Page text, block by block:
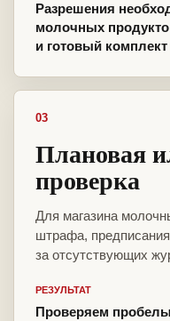
Разрешения
молочных
и готовый
03
Плановая
проверка
Для магазина
штрафа,
за отсутствующих
РЕЗУЛЬТАТ
Проверяем